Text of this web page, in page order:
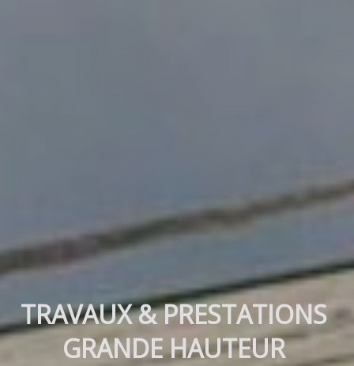
TRAVAUX & PRESTATIONS
GRANDE HAUTEUR